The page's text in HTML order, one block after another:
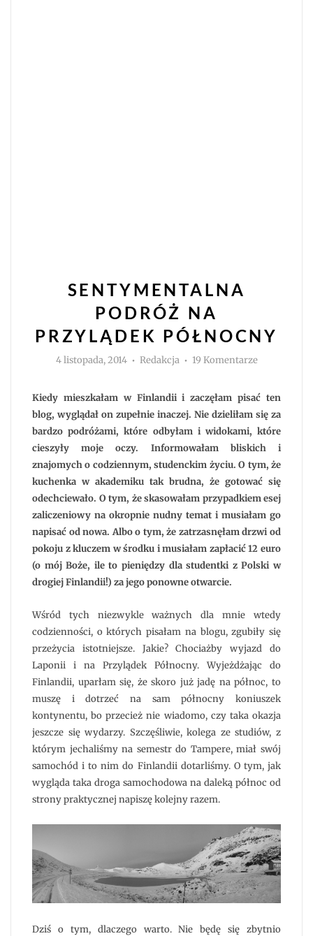
SENTYMENTALNA
PODRÓŻ NA
PRZYLĄDEK PÓŁNOCNY
4 listopada, 2014 Autor
Redakcja 19 Komentarzedo
Przylądek
Północny
Kiedy mieszkałam w Finlandii i zaczęłam pisać ten
blog, wyglądał on zupełnie inaczej. Nie dzieliłam się za
bardzo podróżami, które odbyłam i widokami, które
cieszyły moje oczy. Informowałam bliskich i
znajomych o codziennym, studenckim życiu. O tym, że
kuchenka w akademiku tak brudna, że gotować się
odechciewało. O tym, że skasowałam przypadkiem esej
zaliczeniowy na okropnie nudny temat i musiałam go
napisać od nowa. Albo o tym, że zatrzasnęłam drzwi od
pokoju z kluczem w środku i musiałam zapłacić 12 euro
(o mój Boże, ile to pieniędzy dla studentki z Polski w
drogiej Finlandii!) za jego ponowne otwarcie.
Wśród tych niezwykle ważnych dla mnie wtedy
codzienności, o których pisałam na blogu, zgubiły się
przeżycia istotniejsze. Jakie? Chociażby wyjazd do
Laponii i na Przylądek Północny. Wyjeżdżając do
Finlandii, uparłam się, że skoro już jadę na północ, to
muszę i dotrzeć na sam północny koniuszek
kontynentu, bo przecież nie wiadomo, czy taka okazja
jeszcze się wydarzy. Szczęśliwie, kolega ze studiów, z
którym jechaliśmy na semestr do Tampere, miał swój
samochód i to nim do Finlandii dotarliśmy. O tym, jak
wygląda taka droga samochodowa na daleką północ od
strony praktycznej napiszę kolejny razem.
Dziś o tym, dlaczego warto. Nie będę się zbytnio